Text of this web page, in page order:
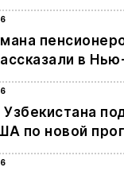
в
по новой